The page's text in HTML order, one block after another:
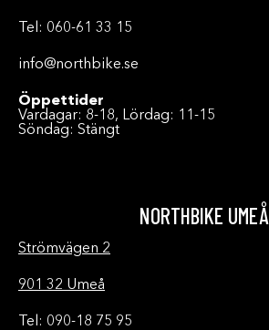
Tel: 060-61 33 15
info@northbike.se
Öppettider
Vardagar: 8-18, Lördag: 11-15
Söndag: Stängt
NORTHBIKE UMEÅ
Strömvägen 2
901 32 Umeå
Tel: 090-18 75 95